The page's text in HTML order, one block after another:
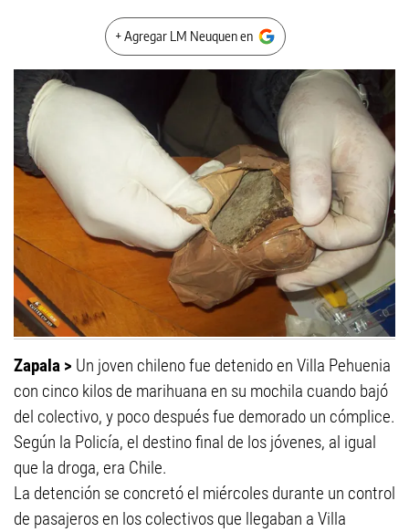
+ Agregar LM Neuquen en
Zapala > Un joven chileno fue detenido en Villa Pehuenia
con cinco kilos de marihuana en su mochila cuando bajó
del colectivo, y poco después fue demorado un cómplice.
Según la Policía, el destino final de los jóvenes, al igual
que la droga, era Chile.
La detención se concretó el miércoles durante un control
de pasajeros en los colectivos que llegaban a Villa